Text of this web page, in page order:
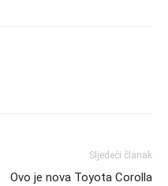
Sljedeći članak
Ovo je nova Toyota Corolla